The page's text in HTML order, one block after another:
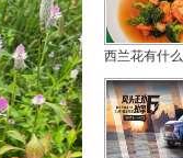
西兰花有什